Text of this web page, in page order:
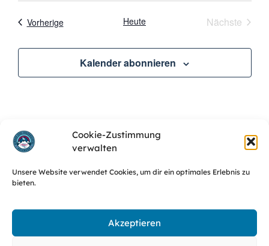
Cookie-Zustimmung
verwalten
Unsere Website verwendet Cookies, um dir ein optimales Erlebnis zu
bieten.
Akzeptieren
VorherigeVeranstaltungenHeute Nächste
Kalender abonnieren